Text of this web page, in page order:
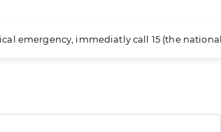
emergency, immediatly call 15 (the